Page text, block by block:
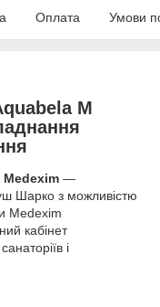
Оплата Умови
M
Medexim —
Шарко з можливістю
Medexim
кабінет
і